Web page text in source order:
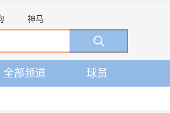
神马
全部频道 球员